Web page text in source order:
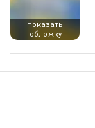
показать
обложку